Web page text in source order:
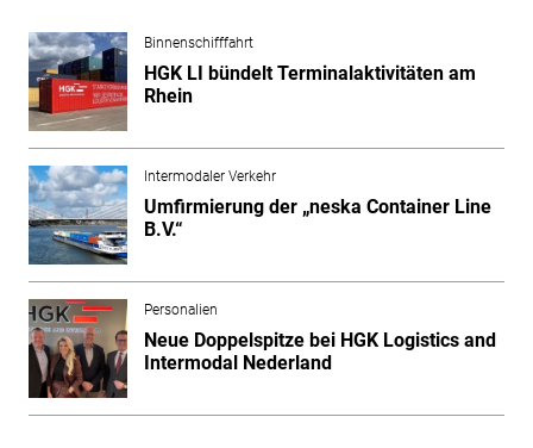
Binnenschifffahrt
HGK LI bündelt Terminalaktivitäten am
Rhein
Intermodaler Verkehr
Umfirmierung der „neska Container Line
B.V.“
Personalien
Neue Doppelspitze bei HGK Logistics and
Intermodal Nederland